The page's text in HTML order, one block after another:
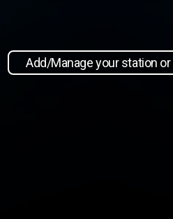
Add/Manage your station